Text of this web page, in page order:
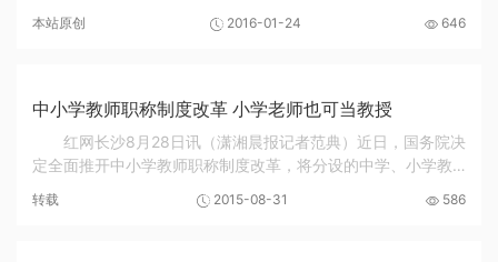
学校教科研处实训处主任--...
本站原创 2016-01-24 646
中小学教师职称制度改革 小学老师也可当教授
红网长沙8月28日讯（潇湘晨报记者范典）近日，国务院决
定全面推开中小学教师职称制度改革，将分设的中学、小学教
教师当中也可以评上和大学教授一样的职称。 ...
转载 2015-08-31 586